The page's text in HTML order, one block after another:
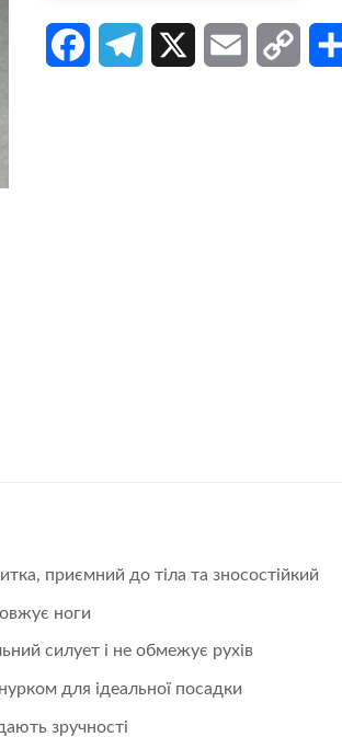
FacebookTelegram Email Copy
приємний до тіла та зносостійкий
ноги
силует і не обмежує рухів
для ідеальної посадки
зручності